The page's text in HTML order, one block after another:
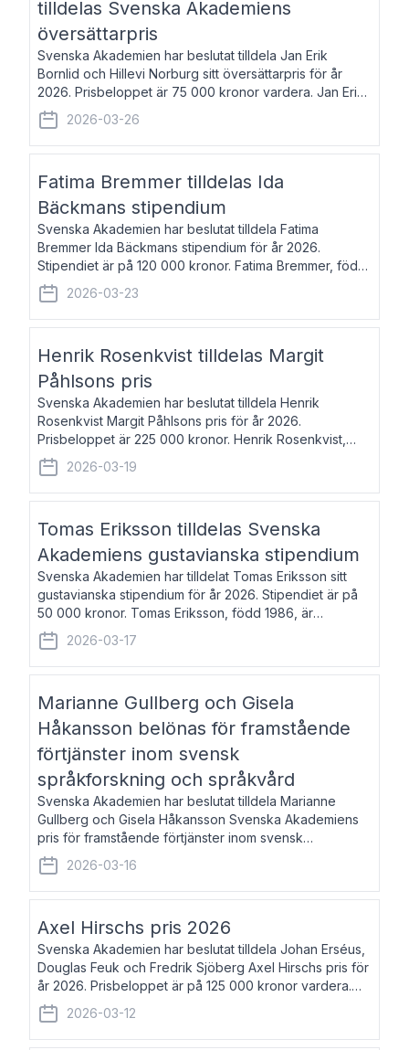
tilldelas Svenska Akademiens
översättarpris
Svenska Akademien har beslutat tilldela Jan Erik
Bornlid och Hillevi Norburg sitt översättarpris för år
2026. Prisbeloppet är 75 000 kronor vardera. Jan Erik
Bornlid, född 1947, är översättare från tyska. Han är
främst känd för sina översät
2026-03-26
Fatima Bremmer tilldelas Ida
Bäckmans stipendium
Svenska Akademien har beslutat tilldela Fatima
Bremmer Ida Bäckmans stipendium för år 2026.
Stipendiet är på 120 000 kronor. Fatima Bremmer, född
1977, är journalist och författare. Hon utkom i fjol med
boken Ligan. Klarakvarterens blodsyst
2026-03-23
Henrik Rosenkvist tilldelas Margit
Påhlsons pris
Svenska Akademien har beslutat tilldela Henrik
Rosenkvist Margit Påhlsons pris för år 2026.
Prisbeloppet är 225 000 kronor. Henrik Rosenkvist,
född 1965, är professor i nordiska språk vid Göteborgs
universitet. Han disputerade 2004 på avhan
2026-03-19
Tomas Eriksson tilldelas Svenska
Akademiens gustavianska stipendium
Svenska Akademien har tilldelat Tomas Eriksson sitt
gustavianska stipendium för år 2026. Stipendiet är på
50 000 kronor. Tomas Eriksson, född 1986, är
projektledare inom marknadsföring och författare och
utkom i fjol med boken Syndabocken.
2026-03-17
Marianne Gullberg och Gisela
Håkansson belönas för framstående
förtjänster inom svensk
språkforskning och språkvård
Svenska Akademien har beslutat tilldela Marianne
Gullberg och Gisela Håkansson Svenska Akademiens
pris för framstående förtjänster inom svensk
språkforskning och språkvård till minne av Carl Gabriel
och Karin Forsberg för år 2026. Prissumma
2026-03-16
Axel Hirschs pris 2026
Svenska Akademien har beslutat tilldela Johan Erséus,
Douglas Feuk och Fredrik Sjöberg Axel Hirschs pris för
år 2026. Prisbeloppet är på 125 000 kronor vardera.
Johan Erséus, född 1959, är fackboksförfattare och
journalist med mångårigt för
2026-03-12